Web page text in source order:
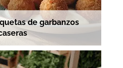
de garbanzos